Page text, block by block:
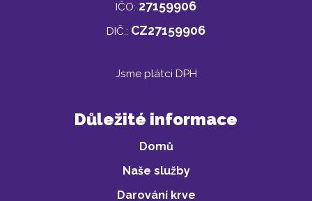
IČO: 27159906
DIČ.: CZ27159906
Jsme plátci DPH
Důležité informace
Domů
Naše služby
Darování krve